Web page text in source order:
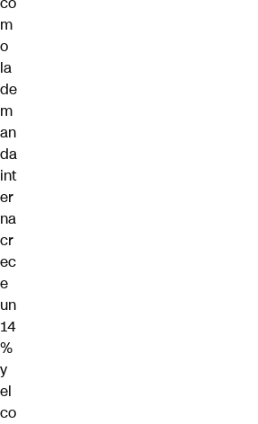
m
o
la
de
m
an
da
int
er
na
cr
ec
e
un
14
%
y
el
co